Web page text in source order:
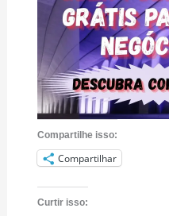
Compartilhe isso:
Compartilhar
Curtir isso: